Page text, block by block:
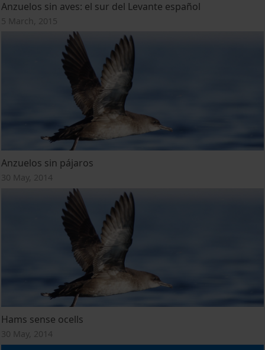
Anzuelos sin aves: el sur del Levante español
5 March, 2015
Anzuelos sin pájaros
30 May, 2014
Hams sense ocells
30 May, 2014